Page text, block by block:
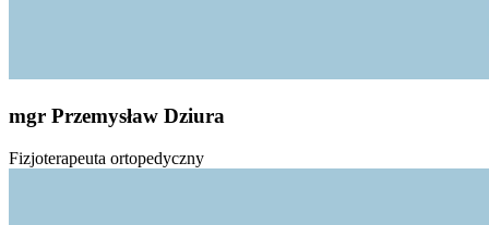
mgr Przemysław Dziura
Fizjoterapeuta ortopedyczny